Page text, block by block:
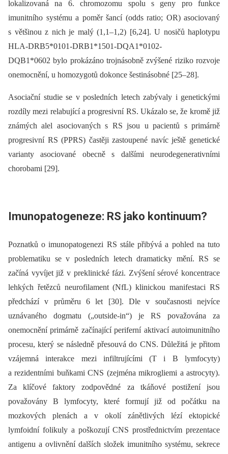
lokalizovaná na 6. chromozomu spolu s geny pro funkce
imunitního systému a poměr šancí (odds ratio; OR) asociovaný
s většinou z nich je malý (1,1–1,2) [6,24]. U nosičů haplotypu
HLA-DRB5*0101-DRB1*1501-DQA1*0102-
DQB1*0602 bylo prokázáno trojnásobně zvýšené riziko rozvoje
onemocnění, u homozygotů dokonce šestinásobné [25–28].
Asociační studie se v posledních letech zabývaly i genetickými
rozdíly mezi relabující a progresivní RS. Ukázalo se, že kromě již
známých alel asociovaných s RS jsou u pacientů s primárně
progresivní RS (PPRS) častěji zastoupené navíc ještě genetické
varianty asociované obecně s dalšími neurodegenerativními
chorobami [29].
Imunopatogeneze: RS jako kontinuum?
Poznatků o imunopatogenezi RS stále přibývá a pohled na tuto
problematiku se v posledních letech dramaticky mění. RS se
začíná vyvíjet již v preklinické fázi. Zvýšení sérové koncentrace
lehkých řetězců neurofilament (NfL) klinickou manifestaci RS
předchází v průměru 6 let [30]. Dle v současnosti nejvíce
uznávaného dogmatu („outside-in“) je RS považována za
onemocnění primárně začínající periferní aktivací autoimunitního
procesu, který se následně přesouvá do CNS. Důležitá je přitom
vzájemná interakce mezi infiltrujícími (T i B lymfocyty)
a rezidentními buňkami CNS (zejména mikrogliemi a astrocyty).
Za klíčové faktory zodpovědné za tkáňové postižení jsou
považovány B lymfocyty, které formují již od počátku na
mozkových plenách a v okolí zánětlivých lézí ektopické
lymfoidní folikuly a poškozují CNS prostřednictvím prezentace
antigenu a ovlivnění dalších složek imunitního systému, sekrece